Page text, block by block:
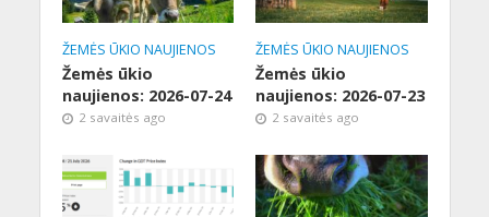
ŽEMĖS ŪKIO NAUJIENOS
Žemės ūkio
naujienos: 2026-07-24
2 savaitės ago
ŽEMĖS ŪKIO NAUJIENOS
Žemės ūkio
naujienos: 2026-07-23
2 savaitės ago